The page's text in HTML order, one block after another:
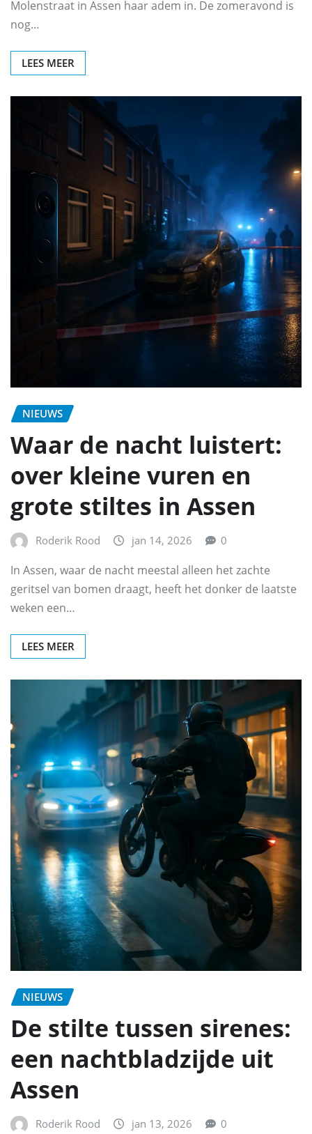
Molenstraat in Assen haar adem in. De zomeravond is
nog…
LEES MEER
NIEUWS
Waar de nacht luistert:
over kleine vuren en
grote stiltes in Assen
Roderik Rood jan 14, 2026 0
In Assen, waar de nacht meestal alleen het zachte
geritsel van bomen draagt, heeft het donker de laatste
weken een…
LEES MEER
NIEUWS
De stilte tussen sirenes:
een nachtbladzijde uit
Assen
Roderik Rood jan 13, 2026 0